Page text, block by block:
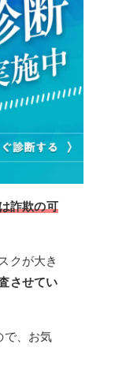
詐欺の可
クが大き
させてい
で、お気